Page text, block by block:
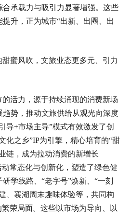
承载力与吸引力显著增强。这些
升，正为城市“出新、出圈、出
蜜风吹，文旅业态更多元、引力
活力，源于持续涌现的消费新场
势，推动文旅供给从观光向深度
导+市场主导”模式有效激发了创
化之乡”IP为引擎，精心培育的“甜
链，成为拉动消费的新增长
常态化与创新化，塑造了绿色健
学线路、“老字号”焕新、“一刻
、襄湖周末趣味体验等，共同构
繁荣局面。这些以市场为导向、以